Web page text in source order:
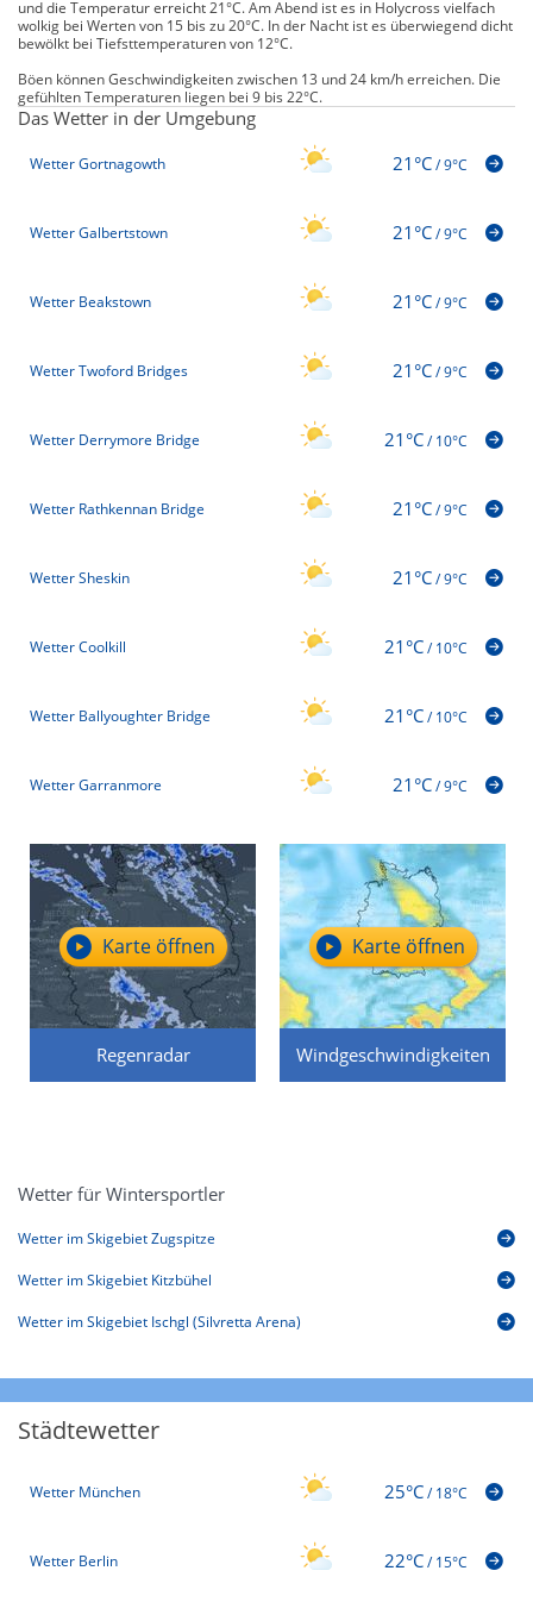
und die Temperatur erreicht 21°C. Am Abend ist es in Holycross vielfach
wolkig bei Werten von 15 bis zu 20°C. In der Nacht ist es überwiegend dicht
bewölkt bei Tiefsttemperaturen von 12°C.
Böen können Geschwindigkeiten zwischen 13 und 24 km/h erreichen. Die
gefühlten Temperaturen liegen bei 9 bis 22°C.
Das Wetter in der Umgebung
Wetter Gortnagowth 21°C/9°C
Wetter Galbertstown 21°C/9°C
Wetter Beakstown 21°C/9°C
Wetter Twoford Bridges 21°C/9°C
Wetter Derrymore Bridge 21°C/10°C
Wetter Rathkennan Bridge 21°C/9°C
Wetter Sheskin 21°C/9°C
Wetter Coolkill 21°C/10°C
Wetter Ballyoughter Bridge 21°C/10°C
Wetter Garranmore 21°C/9°C
Regenradar
Karte öffnen
Windgeschwindigkeiten
Karte öffnen
Wetter für Wintersportler
Wetter im Skigebiet Zugspitze
Wetter im Skigebiet Kitzbühel
Wetter im Skigebiet Ischgl (Silvretta Arena)
Städtewetter
Wetter München 25°C/18°C
Wetter Berlin 22°C/15°C